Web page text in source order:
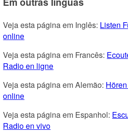
Veja esta página em Inglês: Listen
online
Veja esta página em Francês:
Radio en ligne
Veja esta página em Alemão:
online
Veja esta página em Espanhol:
Radio en vivo